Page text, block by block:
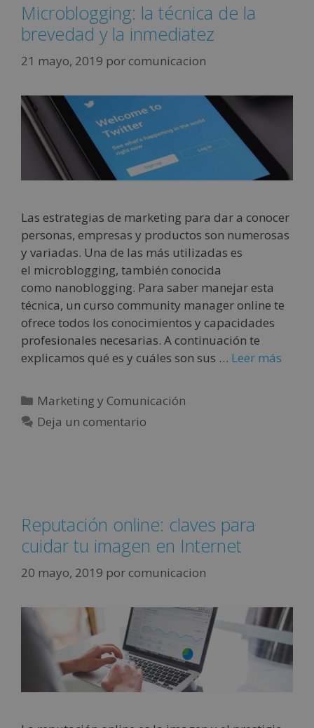
Microblogging: la técnica de la
brevedad y la inmediatez
21 mayo, 2019 por comunicacion
Las estrategias de marketing para dar a conocer
personas, empresas y productos son numerosas
y variadas. Una de las más utilizadas es
el microblogging, también conocida
como nanoblogging. Para saber manejar esta
técnica, un curso community manager online te
ofrece todos los conocimientos y capacidades
profesionales necesarias. A continuación te
explicamos qué es y cuáles son sus … Leer más
Marketing y Comunicación
Deja un comentario
Reputación online: claves para
cuidar tu imagen en Internet
20 mayo, 2019 por comunicacion